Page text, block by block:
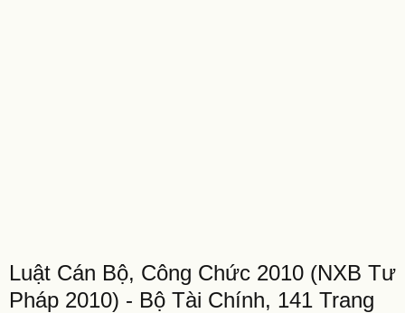
Luật Cán Bộ, Công Chức 2010 (NXB Tư
Pháp 2010) - Bộ Tài Chính, 141 Trang